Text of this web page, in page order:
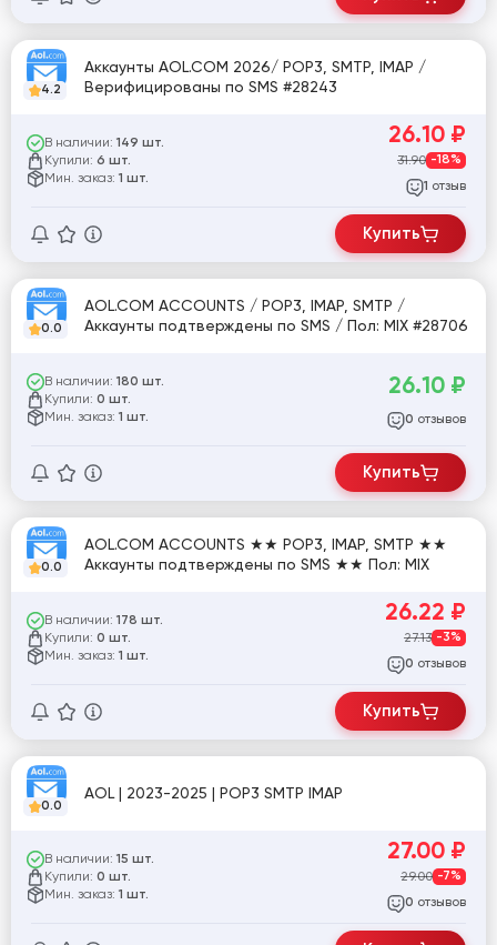
4.2
Аккаунты AOL.COM 2026/ POP3, SMTP, IMAP /
Верифицированы по SMS #28243
В наличии: 149 шт.
Купили: 6 шт.
Мин. заказ: 1 шт.
26.10 ₽
31.90 -18%
1 отзыв
Купить
0.0
AOL.COM ACCOUNTS / POP3, IMAP, SMTP /
Аккаунты подтверждены по SMS / Пол: MIX #28706
В наличии: 180 шт.
Купили: 0 шт.
Мин. заказ: 1 шт.
26.10 ₽
0 отзывов
Купить
0.0
AOL.COM ACCOUNTS ★★ POP3, IMAP, SMTP ★★
Аккаунты подтверждены по SMS ★★ Пол: MIX
В наличии: 178 шт.
Купили: 0 шт.
Мин. заказ: 1 шт.
26.22 ₽
27.13 -3%
0 отзывов
Купить
0.0
AOL | 2023-2025 | POP3 SMTP IMAP
В наличии: 15 шт.
Купили: 0 шт.
Мин. заказ: 1 шт.
27.00 ₽
29.00 -7%
0 отзывов